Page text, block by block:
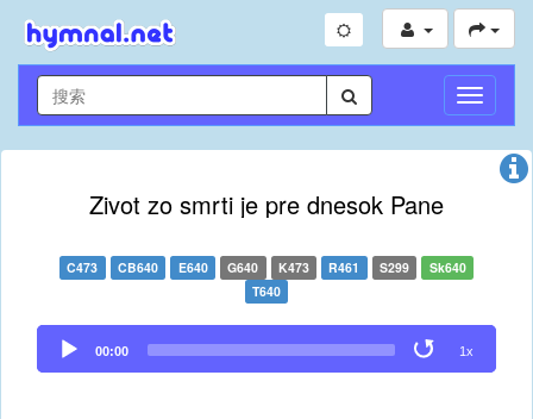
切
換
導
Zivot zo smrti je pre dnesok Pane
C473 CB640 E640 G640 K473 R461 S299
Sk640
T640
Audio
Player
00:00 1x